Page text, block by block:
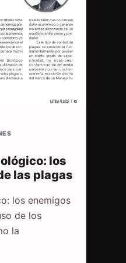
los
las plagas
los enemigos
de los
la